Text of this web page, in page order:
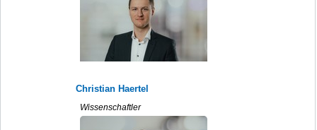
Christian Haertel
Wissenschaftler